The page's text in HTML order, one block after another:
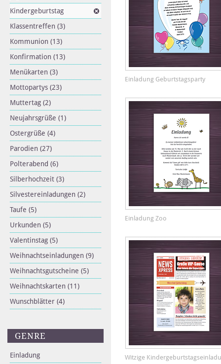
Kindergeburtstag
Klassentreffen (3)
Kommunion (13)
Konfirmation (13)
Menükarten (3)
Mottopartys (23)
Muttertag (2)
Neujahrsgrüße (1)
Ostergrüße (4)
Parodien (27)
Polterabend (6)
Silberhochzeit (3)
Silvestereinladungen (2)
Taufe (5)
Urkunden (5)
Valentinstag (5)
Weihnachtseinladungen (9)
Weihnachtsgutscheine (5)
Weihnachtskarten (11)
Wunschblätter (4)
GENRE
Einladung
Einladung Geburtstagsparty
Einladung Zoo
Witzige